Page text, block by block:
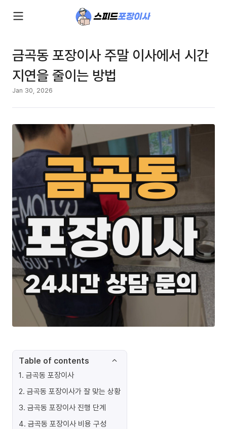
금곡동 포장이사 주말 이사에서 시간
지연을 줄이는 방법
Jan 30, 2026
Table of contents
1. 금곡동 포장이사
2. 금곡동 포장이사가 잘 맞는 상황
3. 금곡동 포장이사 진행 단계
4. 금곡동 포장이사 비용 구성